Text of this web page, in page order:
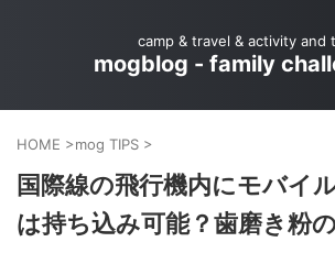
camp & travel & activity and
mogblog - family
HOME >mog TIPS >
国際線の飛行機内にモバイ
は持ち込み可能？歯磨き粉